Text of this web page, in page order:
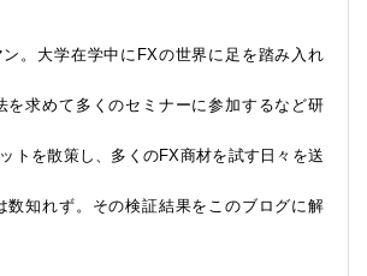
。大学在学中にFXの世界に足を踏み入れ
を求めて多くのセミナーに参加するなど研
トを散策し、多くのFX商材を試す日々を送
数知れず。その検証結果をこのブログに解